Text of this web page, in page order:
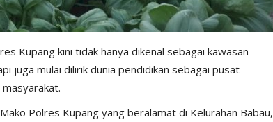
Kupang kini tidak hanya dikenal sebagai kawasan
juga mulai dilirik dunia pendidikan sebagai pusat
Polres Kupang yang beralamat di Kelurahan Babau,